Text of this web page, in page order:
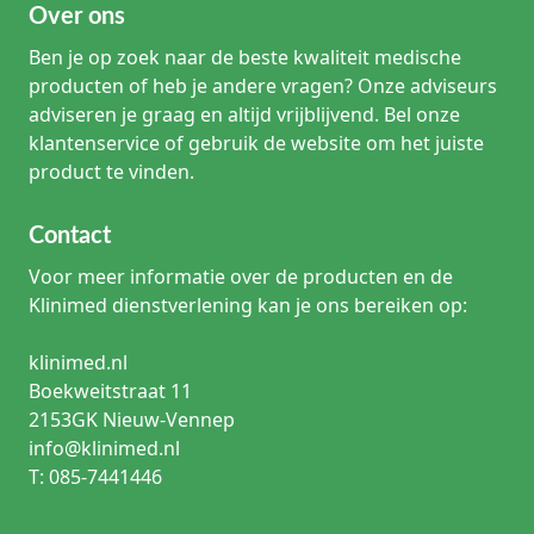
wonddrainage
Wat is een Redondrain?
Een Redondrain is een drain die wordt gebruikt als
onderdeel van een wonddrainagesysteem. De drain kan
worden aangesloten op een passend opvangsysteem, zoals
een Redonpot of vacuümfles.
De Redondrain is het drainonderdeel. Een Redonpot is het
met een drain of slang geleverd; controleer daarom altijd
de productinhoud.
Wat betekent Ch bij een wonddrain?
Ch staat voor Charrière en geeft de maatvoering van de
drain aan. Controleer altijd de exacte Ch-maat, lengte en
uitvoering van de gekozen productvariant.
Wordt een Redonpot altijd geleverd met slang?
Over ons
Ben je op zoek naar de beste kwaliteit medische
producten of heb je andere vragen? Onze adviseurs
adviseren je graag en altijd vrijblijvend. Bel onze
klantenservice of gebruik de website om het juiste
product te vinden.
Contact
Voor meer informatie over de producten en de
Klinimed dienstverlening kan je ons bereiken op:
klinimed.nl
Boekweitstraat 11
2153GK Nieuw-Vennep
info@klinimed.nl
T: 085-7441446